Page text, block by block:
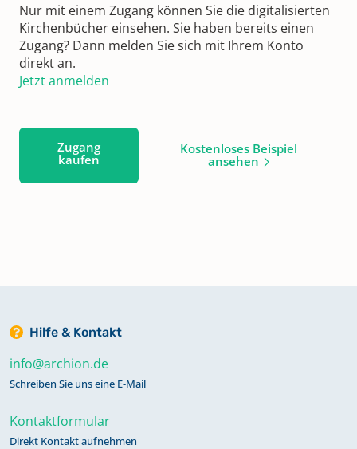
Nur mit einem Zugang können Sie die digitalisierten
Kirchenbücher einsehen. Sie haben bereits einen
Zugang? Dann melden Sie sich mit Ihrem Konto
direkt an.
Jetzt anmelden
Zugang
kaufen
Kostenloses Beispiel
ansehen
Hilfe & Kontakt
info@archion.de
Schreiben Sie uns eine E-Mail
Kontaktformular
Direkt Kontakt aufnehmen